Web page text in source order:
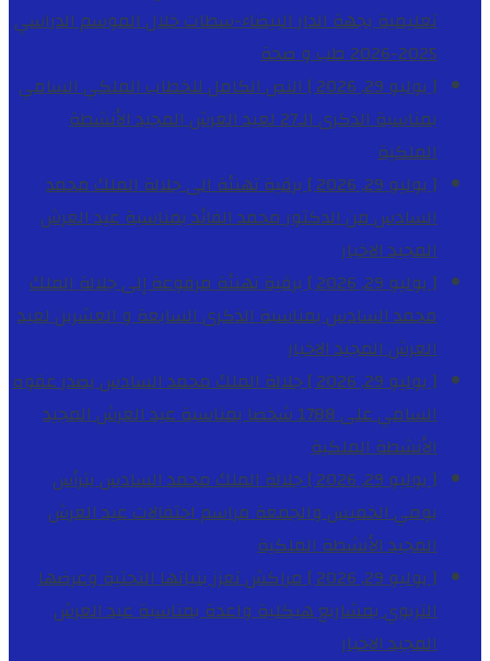
تعليمية بجهة الدار البيضاء-سطات خلال الموسم الدراسي
2025-2026
طب و صحة
[ يوليو 29, 2026 ]
النص الكامل للخطاب الملكي السامي
بمناسبة الذكرى الـ27 لعيد العرش المجيد
الأنشطة
الملكية
[ يوليو 29, 2026 ]
برقية تهنئة الى جلالة الملك محمد
السادس من الدكتور محمد الفائد بمناسبة عيد العرش
المجيدالاخبار
[ يوليو 29, 2026 ]
برقية تهنئة مرفوعة إلى جلالة الملك
محمد السادس بمناسبة الذكرى السابعة و العشرين لعيد
العرش المجيدالاخبار
[ يوليو 29, 2026 ]
جلالة الملك محمد السادس يصدر عفوه
السامي على 1788 شخصا بمناسبة عيد العرش المجيد
الأنشطة الملكية
[ يوليو 29, 2026 ]
جلالة الملك محمد السادس يترأس
يومي الخميس والجمعة مراسم احتفالات عيد العرش
المجيدالأنشطة الملكية
[ يوليو 29, 2026 ]
مراكش تعزز بنياتها التحتية وعرضها
التربوي بمشاريع هيكلية واعدة بمناسبة عيد العرش
المجيدالاخبار